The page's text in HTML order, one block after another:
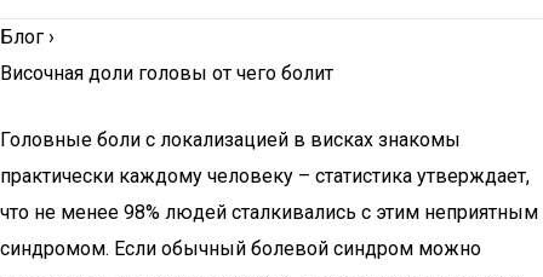
Блог ›
Височная доли головы от чего болит
Головные боли с локализацией в висках знакомы
практически каждому человеку – статистика утверждает,
что не менее 98% людей сталкивались с этим неприятным
синдромом. Если обычный болевой синдром можно